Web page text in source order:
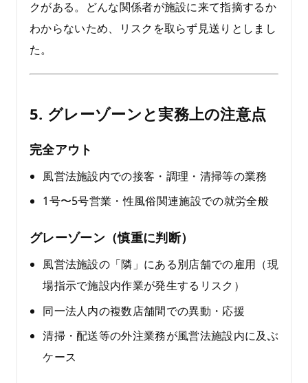
クがある。どんな関係者が施設に来て指摘するか
わからないため、リスクを取らず見送りとしまし
た。
5. グレーゾーンと実務上の注意点
完全アウト
風営法施設内での接客・調理・清掃等の業務
1号〜5号営業・性風俗関連施設での就労全般
グレーゾーン（慎重に判断）
風営法施設の「隣」にある別店舗での雇用（現
場指示で施設内作業が発生するリスク）
同一法人内の複数店舗間での異動・応援
清掃・配送等の外注業務が風営法施設内に及ぶ
ケース